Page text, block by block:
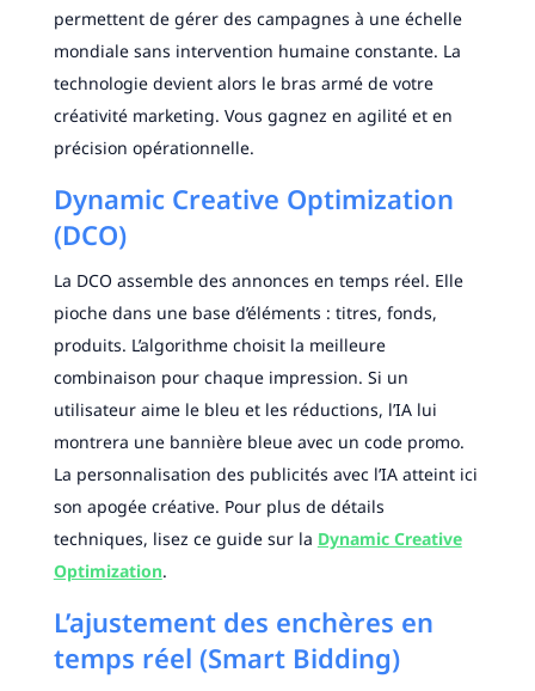
permettent de gérer des campagnes à une échelle
mondiale sans intervention humaine constante. La
technologie devient alors le bras armé de votre
créativité marketing. Vous gagnez en agilité et en
précision opérationnelle.
Dynamic Creative Optimization
(DCO)
La DCO assemble des annonces en temps réel. Elle
pioche dans une base d’éléments : titres, fonds,
produits. L’algorithme choisit la meilleure
combinaison pour chaque impression. Si un
utilisateur aime le bleu et les réductions, l’IA lui
montrera une bannière bleue avec un code promo.
La personnalisation des publicités avec l’IA atteint ici
son apogée créative. Pour plus de détails
techniques, lisez ce guide sur la Dynamic Creative
Optimization.
L’ajustement des enchères en
temps réel (Smart Bidding)